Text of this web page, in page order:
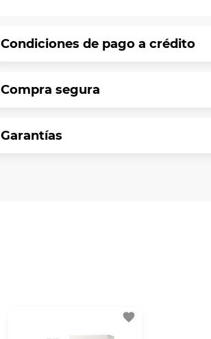
Condiciones de pago a crédito
Compra segura
Garantías
favorite